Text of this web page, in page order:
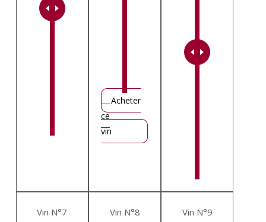
Acheter
ce
vin
Vin N°7 Vin N°8 Vin N°9